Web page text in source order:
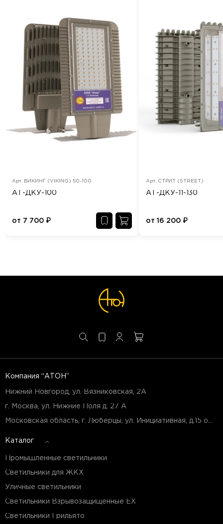
Арт. ВИКИНГ (VIKING) 50-100
АТ-ДКУ-100
от 7 700 ₽
Арт. СТРИТ (STREET)
АТ-ДКУ-11-130
от 16 200 ₽
Компания “АТОН”
Нижний Новгород, ул. Вязниковская, 2А
г. Москва, ул. Нижние Поля д. 27 А
Каталог
Промышленные светильники
Светильники для ЖКХ
Уличные светильники
Светильники Взрывозащищенные EX
Светильники Грильято